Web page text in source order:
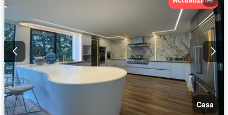
Casa